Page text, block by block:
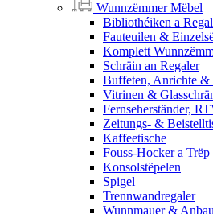
Wunnzëmmer Mëbel
Bibliothéiken a
Fauteuilen &
Komplett
Schräin an Regaler
Buffeten, Anrichte &
Vitrinen &
Fernseherständer,
Zeitungs- &
Kaffeetische
Fouss-Hocker a Trëp
Konsolstëpelen
Spigel
Trennwandregaler
Wunnmauer &